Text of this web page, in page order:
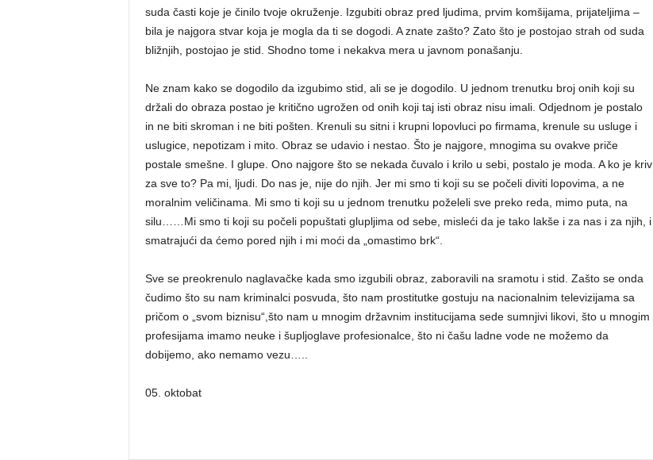
suda časti koje je činilo tvoje okruženje. Izgubiti obraz pred ljudima, prvim komšijama, prijateljima –
bila je najgora stvar koja je mogla da ti se dogodi. A znate zašto? Zato što je postojao strah od suda
bližnjih, postojao je stid. Shodno tome i nekakva mera u javnom ponašanju.
Ne znam kako se dogodilo da izgubimo stid, ali se je dogodilo. U jednom trenutku broj onih koji su
držali do obraza postao je kritično ugrožen od onih koji taj isti obraz nisu imali. Odjednom je postalo
in ne biti skroman i ne biti pošten. Krenuli su sitni i krupni lopovluci po firmama, krenule su usluge i
uslugice, nepotizam i mito. Obraz se udavio i nestao. Što je najgore, mnogima su ovakve priče
postale smešne. I glupe. Ono najgore što se nekada čuvalo i krilo u sebi, postalo je moda. A ko je kriv
za sve to? Pa mi, ljudi. Do nas je, nije do njih. Jer mi smo ti koji su se počeli diviti lopovima, a ne
moralnim veličinama. Mi smo ti koji su u jednom trenutku poželeli sve preko reda, mimo puta, na
silu……Mi smo ti koji su počeli popuštati glupljima od sebe, misleći da je tako lakše i za nas i za njih, i
smatrajući da ćemo pored njih i mi moći da „omastimo brk“.
Sve se preokrenulo naglavačke kada smo izgubili obraz, zaboravili na sramotu i stid. Zašto se onda
čudimo što su nam kriminalci posvuda, što nam prostitutke gostuju na nacionalnim televizijama sa
pričom o „svom biznisu“,što nam u mnogim državnim institucijama sede sumnjivi likovi, što u mnogim
profesijama imamo neuke i šupljoglave profesionalce, što ni čašu ladne vode ne možemo da
dobijemo, ako nemamo vezu…..
05. oktobat